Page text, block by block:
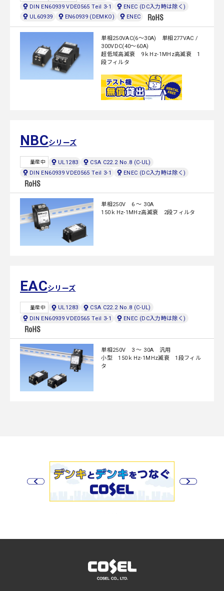
DIN EN60939 VDE0565 Teil 3-1
ENEC (DC入力時は除く)
UL60939
EN60939 (DEMKO) ENEC
単相250VAC(6～30A) 単相277VAC /
300VDC(40～60A)
超低域高減衰 9ｋHz-1MHz高減衰 1
段フィルタ
NBCシリーズ
量産中 UL1283
CSA C22.2 No.8 (C-UL)
DIN EN60939 VDE0565 Teil 3-1
ENEC (DC入力時は除く)
単相250V 6 ～ 30A
150ｋHz-1MHz高減衰 2段フィルタ
EACシリーズ
量産中 UL1283
CSA C22.2 No.8 (C-UL)
DIN EN60939 VDE0565 Teil 3-1
ENEC (DC入力時は除く)
単相250V 3 ～ 30A 汎用
小型 150ｋHz-1MHz減衰 1段フィル
タ